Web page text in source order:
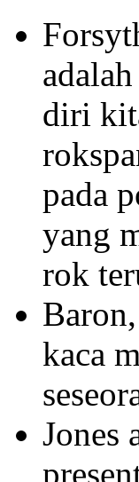
diri
pada
yang
rok
kaca
Jones